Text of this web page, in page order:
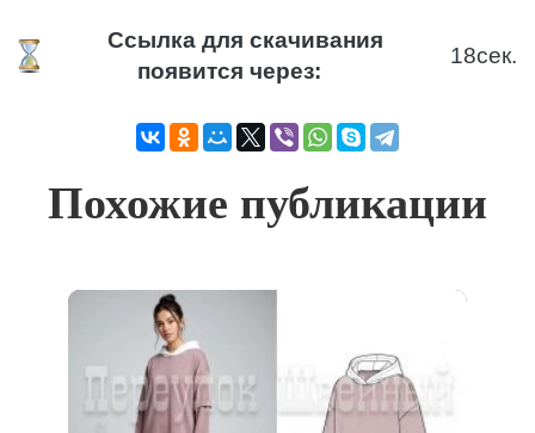
Ссылка для скачивания
появится через:
18сек.
Похожие публикации